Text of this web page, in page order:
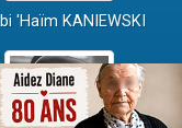
'Haïm KANIEWSKI